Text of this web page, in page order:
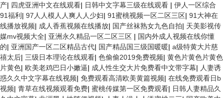
产| 四虎亚洲中文在线观看| 日韩中文字幕三级在线观看 | 伊人一区综合
91福利 | 97人人模人人爽人人少妇| 91蜜桃视频一区二区三区| 91大神在
线播放视频| 成人香蕉视频在线播放| 国产丝袜熟女九色自拍| 天美影视传
媒mv视频大全| 亚洲永久精品一区二区三区 | 国内外成人视频在线你懂
的| 亚洲国产一区二区精品古代| 国产精品国三级国暖暖| a级特黄大片慈
禧太后| 三级日本理论在线观看| 色偷偷2019免费视频| 黄色片黄色片黄色
片黄色| 欧美老鸡巴日小嫩逼| 成人性生交大片免费看中文带字幕| 人妻诱
惑久久中文字幕在线视频| 免费观看高清欧美黄篇视频| 在线免费观看日b
视频| 青草在线视频观看免费| 蜜桃传媒第一区免费观看| 日韩人妻精品久